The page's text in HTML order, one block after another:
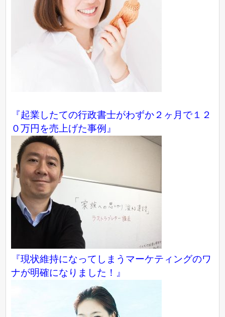
『起業したての行政書士がわずか２ヶ月で１２
０万円を売上げた事例』
『現状維持になってしまうマーケティングのワ
ナが明確になりました！』